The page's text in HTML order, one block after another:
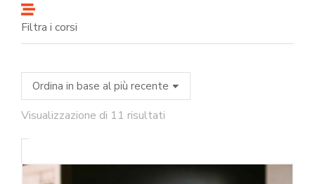
Filtra i corsi
Visualizzazione di 11 risultati